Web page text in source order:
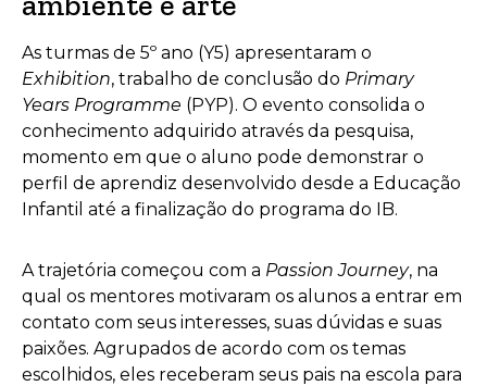
As turmas de 5º ano (Y5) apresentaram o
Exhibition, trabalho de conclusão do Primary
Years Programme (PYP). O evento consolida o
conhecimento adquirido através da pesquisa,
momento em que o aluno pode demonstrar o
perfil de aprendiz desenvolvido desde a Educação
Infantil até a finalização do programa do IB.
A trajetória começou com a Passion Journey, na
qual os mentores motivaram os alunos a entrar em
contato com seus interesses, suas dúvidas e suas
paixões. Agrupados de acordo com os temas
escolhidos, eles receberam seus pais na escola para